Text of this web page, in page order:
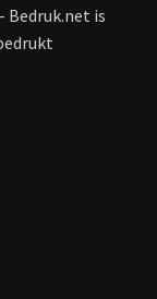
Bedruk.net is